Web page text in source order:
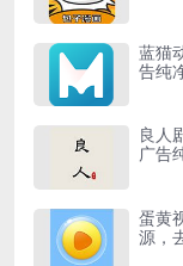
蓝猫
告纯
良人
广告
蛋黄
源，